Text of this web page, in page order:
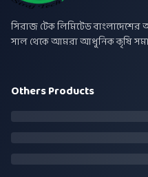
সিরাজ টেক লিমিটেড বাংলাদেশের
সাল থেকে আমরা আধুনিক কৃষি
Others Products